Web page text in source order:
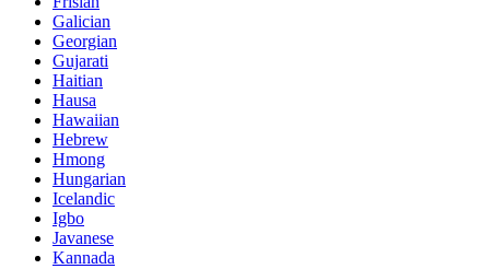
Galician
Georgian
Gujarati
Haitian
Hausa
Hawaiian
Hebrew
Hmong
Hungarian
Icelandic
Igbo
Javanese
Kannada